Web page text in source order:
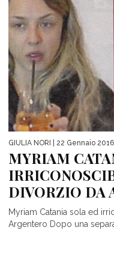
GIULIA NORI | 22 Gennaio 2016
MYRIAM
DIVORZIO DA
Myriam Catania sola ed
Argentero Dopo una